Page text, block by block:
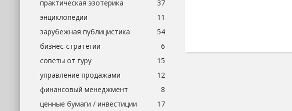
практическая эзотерика
37
энциклопедии
11
зарубежная публицистика
54
бизнес-стратегии
6
советы от гуру
15
управление продажами
12
финансовый менеджмент
8
ценные бумаги / инвестиции
17